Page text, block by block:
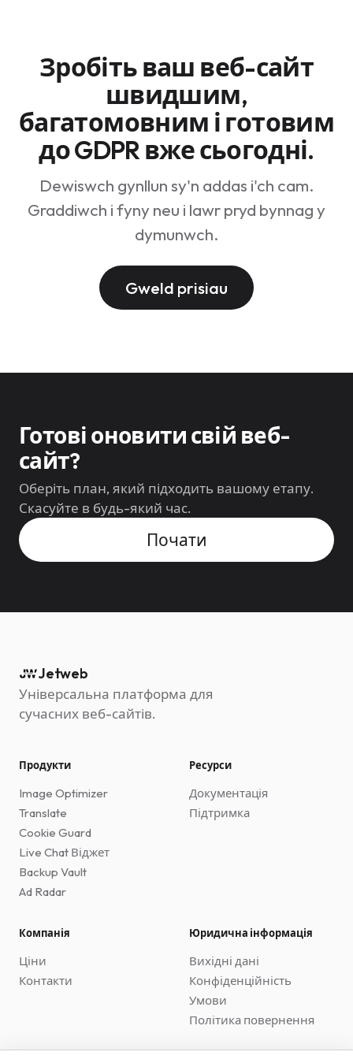
спілкуватися з німецьким агентом. Офлайн-
чати автоматично перетворюються на email-
заявки.
Зробіть ваш веб-сайт
швидшим,
багатомовним і готовим
до GDPR вже сьогодні.
Dewiswch gynllun sy'n addas i'ch cam.
Graddiwch i fyny neu i lawr pryd bynnag y
dymunwch.
Gweld prisiau
Готові оновити свій веб-
сайт?
Оберіть план, який підходить вашому етапу.
Скасуйте в будь-який час.
Почати
Jetweb
Універсальна платформа для
сучасних веб-сайтів.
Продукти
Image Optimizer
Translate
Cookie Guard
Live Chat Віджет
Backup Vault
Ad Radar
Ресурси
Документація
Підтримка
Компанія
Ціни
Контакти
Юридична інформація
Вихідні дані
Конфіденційність
Умови
Політика повернення